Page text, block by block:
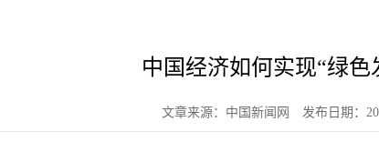
中国经济如何实现“绿色
文章来源：中国新闻网 发布日期：